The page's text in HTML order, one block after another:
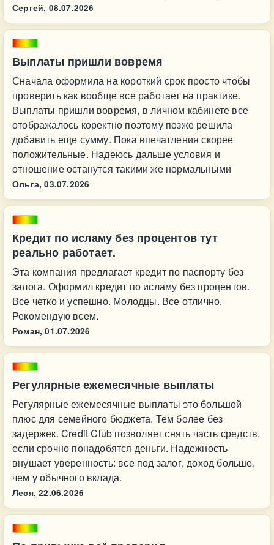
Сергей, 08.07.2026
Выплаты пришли вовремя
Сначала оформила на короткий срок просто чтобы
проверить как вообще все работает на практике.
Выплаты пришли вовремя, в личном кабинете все
отображалось коректно поэтому позже решила
добавить еще сумму. Пока впечатления скорее
положительные. Надеюсь дальше условия и
отношение останутся такими же нормальными
Ольга, 03.07.2026
Кредит по исламу без процентов тут
реально работает.
Эта компания предлагает кредит по паспорту без
залога. Оформил кредит по исламу без процентов.
Все четко и успешно. Молодцы. Все отлично.
Рекомендую всем.
Роман, 01.07.2026
Регулярные ежемесячные выплаты
Регулярные ежемесячные выплаты это большой
плюс для семейного бюджета. Тем более без
задержек. Credit Club позволяет снять часть средств,
если срочно понадобятся деньги. Надежность
внушает уверенность: все под залог, доход больше,
чем у обычного вклада.
Леся, 22.06.2026